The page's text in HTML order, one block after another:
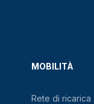
MOBILITÀ
Rete di ricarica